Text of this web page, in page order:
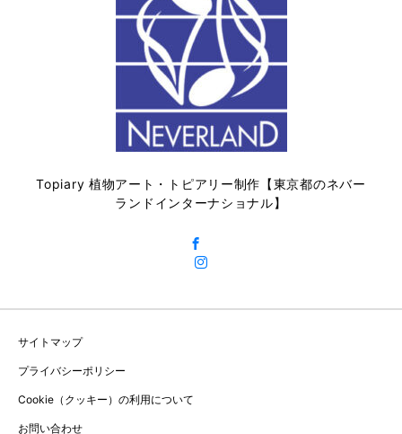
Topiary 植物アート・トピアリー制作【東京都のネバー
ランドインターナショナル】
サイトマップ
プライバシーポリシー
Cookie（クッキー）の利用について
お問い合わせ